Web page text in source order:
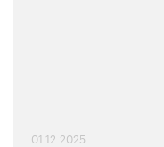
01.12.2025